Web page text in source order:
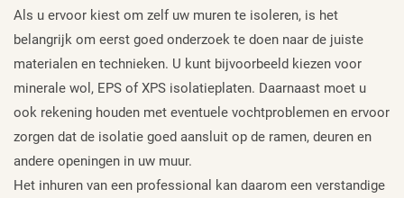
Als u ervoor kiest om zelf uw muren te isoleren, is het
belangrijk om eerst goed onderzoek te doen naar de juiste
materialen en technieken. U kunt bijvoorbeeld kiezen voor
minerale wol, EPS of XPS isolatieplaten. Daarnaast moet u
ook rekening houden met eventuele vochtproblemen en ervoor
zorgen dat de isolatie goed aansluit op de ramen, deuren en
andere openingen in uw muur.
Het inhuren van een professional kan daarom een verstandige